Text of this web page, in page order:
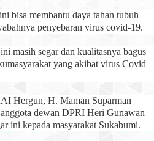
bisa membantu daya tahan tubuh
penyebaran virus covid-19.
masih segar dan kualitasnya bagus
yang akibat virus Covid –
Hergun, H. Maman Suparman
dewan DPRI Heri Gunawan
ini kepada masyarakat Sukabumi.